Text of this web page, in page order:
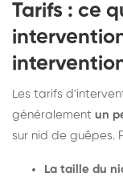
Tarifs : ce
Les tarifs
généralement un
sur nid de guêpes.
La taille du